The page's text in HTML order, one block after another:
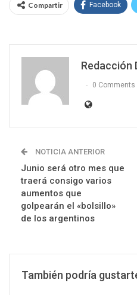
Compartir Facebook
Redacción
0 Comments
NOTICIA ANTERIOR
Junio será otro mes que
traerá consigo varios
aumentos que
golpearán el «bolsillo»
de los argentinos
También podría